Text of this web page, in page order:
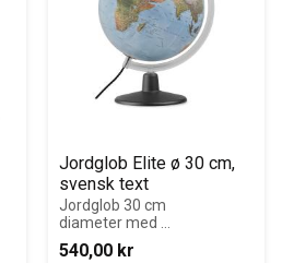
Jordglob Elite ø 30 cm,
svensk text
Jordglob 30 cm
diameter med
belysning.
540,00 kr